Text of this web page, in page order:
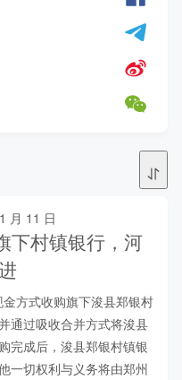
月 11 日
下村镇银行，河
方式收购旗下浚县郑银村
通过吸收合并方式将浚县
完成后，浚县郑银村镇银
一切权利与义务将由郑州